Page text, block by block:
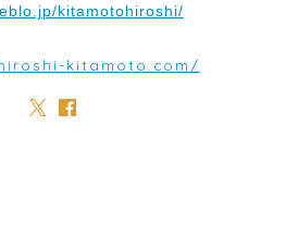
kitamotohiroshi/
kitamoto.com/